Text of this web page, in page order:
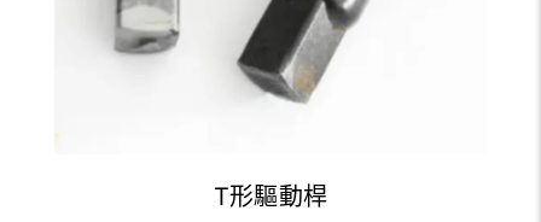
T形驅動桿